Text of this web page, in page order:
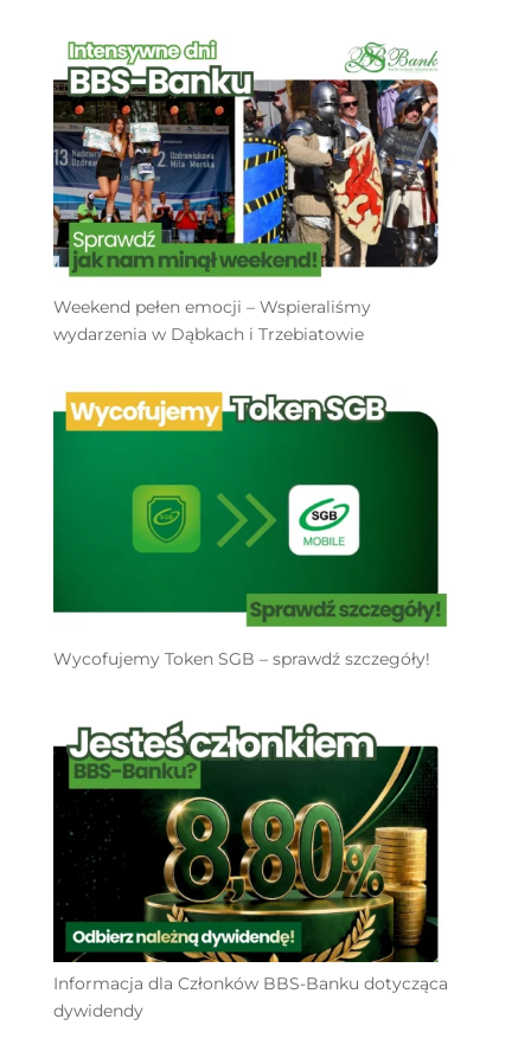
Weekend pełen emocji – Wspieraliśmy
wydarzenia w Dąbkach i Trzebiatowie
Wycofujemy Token SGB – sprawdź szczegóły!
Informacja dla Członków BBS-Banku dotycząca
dywidendy